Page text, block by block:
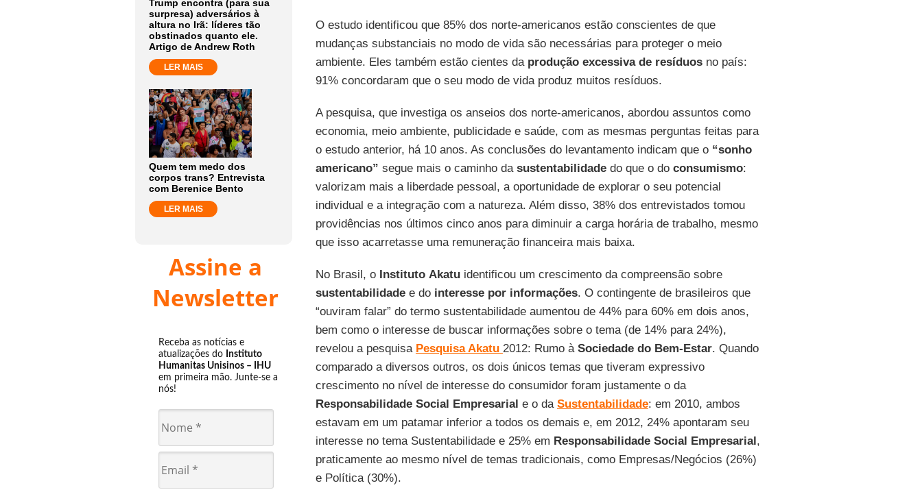
Trump encontra (para sua
surpresa) adversários à
altura no Irã: líderes tão
obstinados quanto ele.
Artigo de Andrew Roth
LER MAIS
Quem tem medo dos
corpos trans? Entrevista
com Berenice Bento
LER MAIS
Assine a
Newsletter
Receba as notícias e
atualizações do Instituto
Humanitas Unisinos – IHU
em primeira mão. Junte-se a
nós!
O estudo identificou que 85% dos norte-americanos estão conscientes de que
mudanças substanciais no modo de vida são necessárias para proteger o meio
ambiente. Eles também estão cientes daprodução excessiva de resíduosno país:
91% concordaram que o seu modo de vida produz muitos resíduos.
A pesquisa, que investiga os anseios dos norte-americanos, abordou assuntos como
economia, meio ambiente, publicidade e saúde, com as mesmas perguntas feitas para
o estudo anterior, há 10 anos. As conclusões do levantamento indicam que o “sonho
americano” segue mais o caminho da sustentabilidadedo que o do consumismo:
valorizam mais a liberdade pessoal, a oportunidade de explorar o seu potencial
individual e a integração com a natureza. Além disso, 38% dos entrevistados tomou
providências nos últimos cinco anos para diminuir a carga horária de trabalho, mesmo
que isso acarretasse uma remuneração financeira mais baixa.
No Brasil, o Instituto Akatuidentificou um crescimento da compreensão sobre
sustentabilidadee dointeresse por informações. O contingente de brasileiros que
“ouviram falar” do termo sustentabilidade aumentou de 44% para 60% em dois anos,
bem como o interesse de buscar informações sobre o tema (de 14% para 24%),
revelou a pesquisa Pesquisa Akatu 2012: Rumo à Sociedade do Bem-Estar. Quando
comparado a diversos outros, os dois únicos temas que tiveram expressivo
crescimento no nível de interesse do consumidor foram justamente o da
Responsabilidade Social Empresarial e o da Sustentabilidade: em 2010, ambos
estavam em um patamar inferior a todos os demais e, em 2012, 24% apontaram seu
interesse no tema Sustentabilidade e 25% em Responsabilidade Social Empresarial,
praticamente ao mesmo nível de temas tradicionais, como Empresas/Negócios (26%)
e Política (30%).